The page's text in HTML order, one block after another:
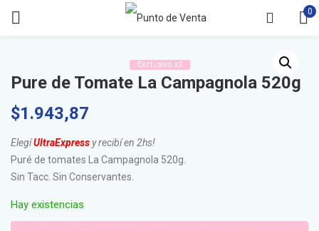
0
Exclusivo x2
Pure de Tomate La Campagnola 520g
$1.943,87
ElegíUltraExpressy recibí en 2hs!
Puré de tomates La Campagnola 520g.
Sin Tacc. Sin Conservantes.
Hay existencias